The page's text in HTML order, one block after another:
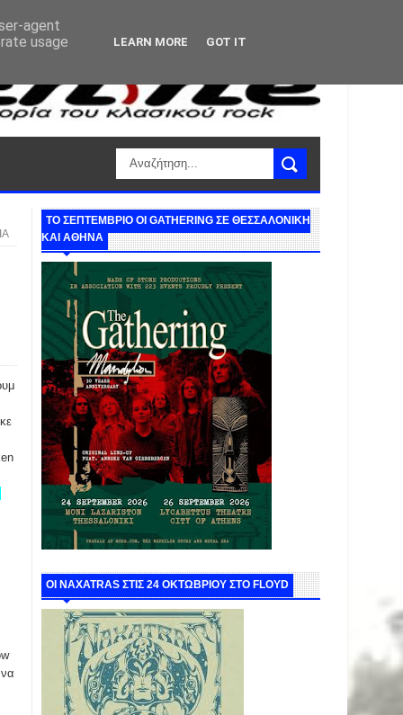
ΤΟ ΣΕΠΤΕΜΒΡΙΟ ΟΙ GATHERING ΣΕ ΘΕΣΣΑΛΟΝΙΚΗ
ΚΑΙ ΑΘΗΝΑ
ΟΙ NAXATRAS ΣΤΙΣ 24 ΟΚΤΩΒΡΙΟΥ ΣΤΟ FLOYD
agent
usage
LEARN MORE GOT IT